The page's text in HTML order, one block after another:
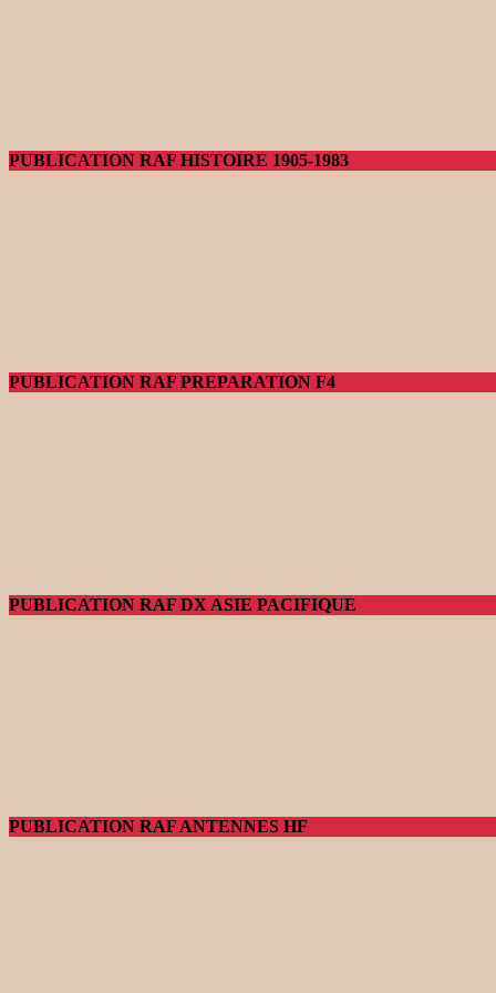
PUBLICATION RAF HISTOIRE 1905-1983
PUBLICATION RAF PREPARATION F4
PUBLICATION RAF DX ASIE PACIFIQUE
PUBLICATION RAF ANTENNES HF